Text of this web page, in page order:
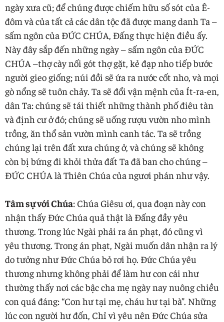
ngày xưa cũ; để chúng được chiếm hữu số sót của Ê-
đôm và của tất cả các dân tộc đã được mang danh Ta –
sấm ngôn của ĐỨC CHÚA, Đấng thực hiện điều ấy.
Này đây sắp đến những ngày – sấm ngôn của ĐỨC
CHÚA –thợ cày nối gót thợ gặt, kẻ đạp nho tiếp bước
người gieo giống; núi đồi sẽ ứa ra nước cốt nho, và mọi
gò nổng sẽ tuôn chảy. Ta sẽ đổi vận mệnh của Ít-ra-en,
dân Ta: chúng sẽ tái thiết những thành phố điêu tàn
và định cư ở đó; chúng sẽ uống rượu vườn nho mình
trồng, ăn thổ sản vườn mình canh tác. Ta sẽ trồng
chúng lại trên đất xưa chúng ở, và chúng sẽ không
còn bị bứng đi khỏi thửa đất Ta đã ban cho chúng –
ĐỨC CHÚA là Thiên Chúa của ngươi phán như vậy.
Tâm sự với Chúa: Chúa Giêsu ơi, qua đoạn này con
nhận thấy Đức Chúa quả thật là Đấng đầy yêu
thương. Trong lúc Ngài phải ra án phạt, đó cũng vì
yêu thương. Trong án phạt, Ngài muốn dân nhận ra lý
do tưởng như Đức Chúa bỏ rơi họ. Đức Chúa yêu
thương nhưng không phải để làm hư con cái như
thường thấy nơi các bậc cha mẹ ngày nay nuông chiều
con quá đáng: “Con hư tại mẹ, cháu hư tại bà”. Những
lúc con người hư đốn, Chỉ vì yêu nên Đức Chúa sửa